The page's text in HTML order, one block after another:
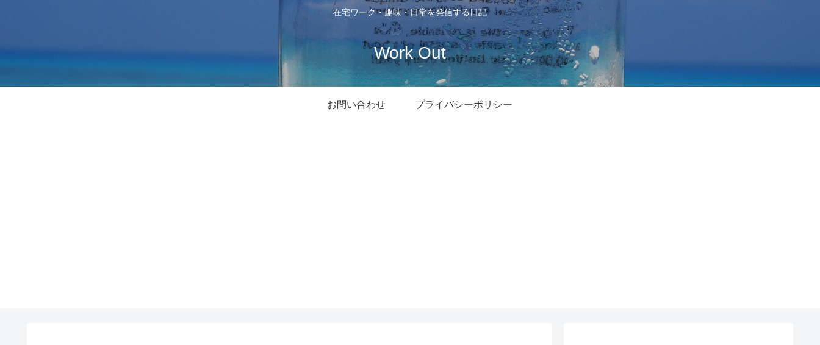
在宅ワーク・趣味・日常を発信する日記
Work Out
お問い合わせ プライバシーポリシー